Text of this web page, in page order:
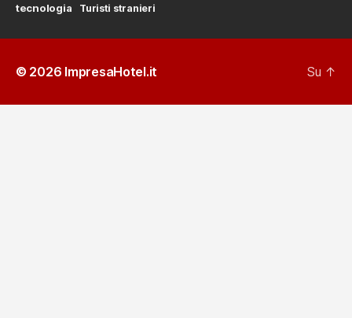
tecnologia Turisti stranieri
© 2026 ImpresaHotel.it Su ↑